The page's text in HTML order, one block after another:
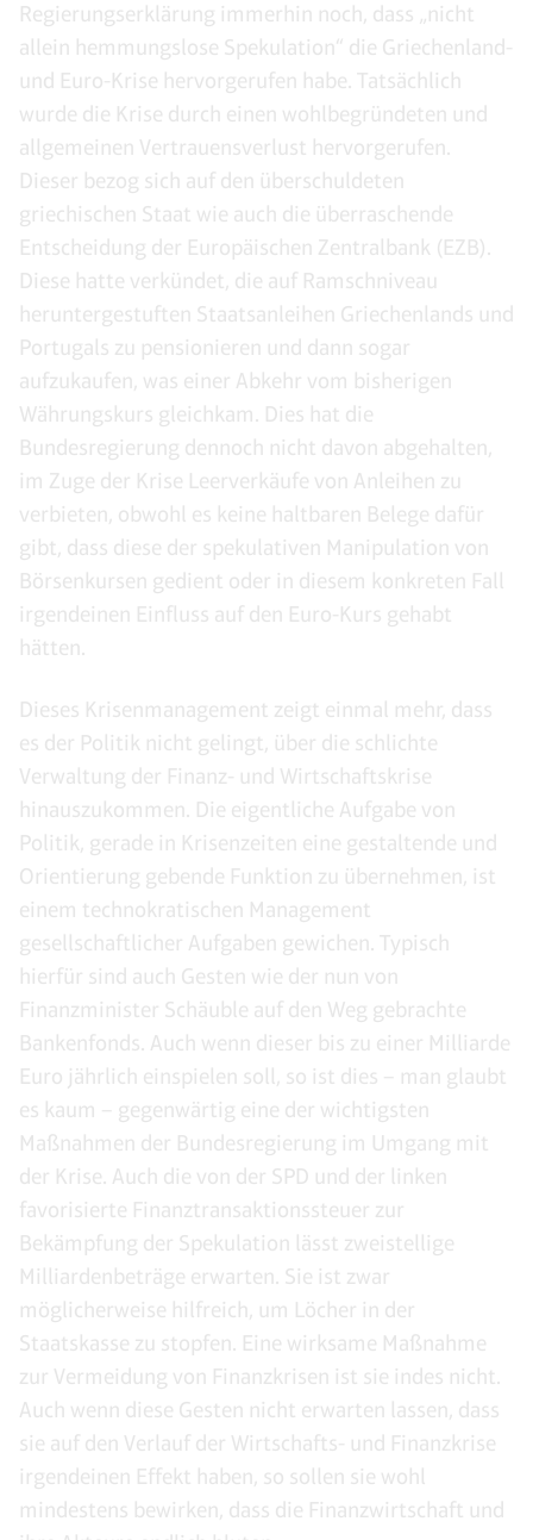
Regierungserklärung immerhin noch, dass „nicht
allein hemmungslose Spekulation“ die Griechenland-
und Euro-Krise hervorgerufen habe. Tatsächlich
wurde die Krise durch einen wohlbegründeten und
allgemeinen Vertrauensverlust hervorgerufen.
Dieser bezog sich auf den überschuldeten
griechischen Staat wie auch die überraschende
Entscheidung der Europäischen Zentralbank (EZB).
Diese hatte verkündet, die auf Ramschniveau
heruntergestuften Staatsanleihen Griechenlands und
Portugals zu pensionieren und dann sogar
aufzukaufen, was einer Abkehr vom bisherigen
Währungskurs gleichkam. Dies hat die
Bundesregierung dennoch nicht davon abgehalten,
im Zuge der Krise Leerverkäufe von Anleihen zu
verbieten, obwohl es keine haltbaren Belege dafür
gibt, dass diese der spekulativen Manipulation von
Börsenkursen gedient oder in diesem konkreten Fall
irgendeinen Einfluss auf den Euro-Kurs gehabt
hätten.
Dieses Krisenmanagement zeigt einmal mehr, dass
es der Politik nicht gelingt, über die schlichte
Verwaltung der Finanz- und Wirtschaftskrise
hinauszukommen. Die eigentliche Aufgabe von
Politik, gerade in Krisenzeiten eine gestaltende und
Orientierung gebende Funktion zu übernehmen, ist
einem technokratischen Management
gesellschaftlicher Aufgaben gewichen. Typisch
hierfür sind auch Gesten wie der nun von
Finanzminister Schäuble auf den Weg gebrachte
Bankenfonds. Auch wenn dieser bis zu einer Milliarde
Euro jährlich einspielen soll, so ist dies – man glaubt
es kaum – gegenwärtig eine der wichtigsten
Maßnahmen der Bundesregierung im Umgang mit
der Krise. Auch die von der SPD und der linken
favorisierte Finanztransaktionssteuer zur
Bekämpfung der Spekulation lässt zweistellige
Milliardenbeträge erwarten. Sie ist zwar
möglicherweise hilfreich, um Löcher in der
Staatskasse zu stopfen. Eine wirksame Maßnahme
zur Vermeidung von Finanzkrisen ist sie indes nicht.
Auch wenn diese Gesten nicht erwarten lassen, dass
sie auf den Verlauf der Wirtschafts- und Finanzkrise
irgendeinen Effekt haben, so sollen sie wohl
mindestens bewirken, dass die Finanzwirtschaft und